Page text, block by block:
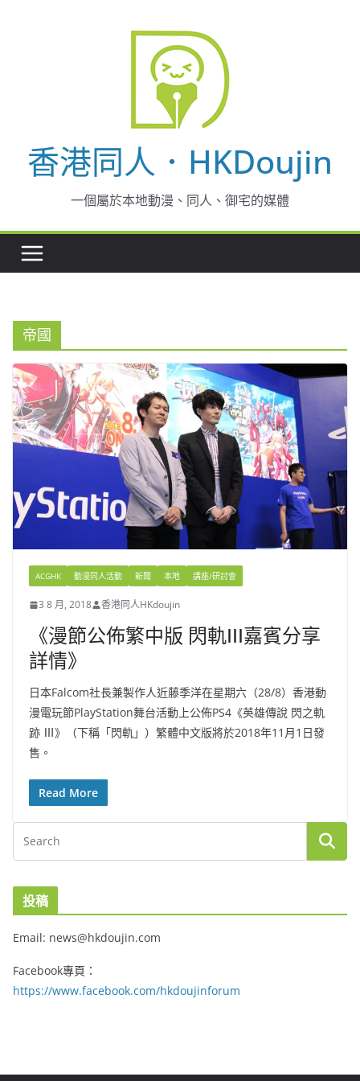
香港同人．HKDoujin
一個屬於本地動漫、同人、御宅的媒體
帝國
ACGHK 動漫同人活動 新聞 本地 講座/研討會
3 8 月, 2018 香港同人HKdoujin
《漫節公佈繁中版 閃軌III嘉賓分享
詳情》
日本Falcom社長兼製作人近藤季洋在星期六（28/8）香港動
漫電玩節PlayStation舞台活動上公佈PS4《英雄傳說 閃之軌
跡 Ⅲ》（下稱「閃軌」）繁體中文版將於2018年11月1日發
售。
Read More
投稿
Email: news@hkdoujin.com
Facebook專頁：
https://www.facebook.com/hkdoujinforum